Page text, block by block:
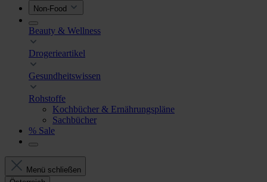
Non-Food
Beauty & Wellness
Drogerieartikel
Gesundheitswissen
Rohstoffe
Kochbücher & Ernährungspläne
Sachbücher
% Sale
Menü schließen